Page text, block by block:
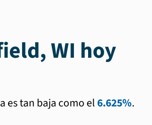
WI hoy
es tan baja como el6.625%.